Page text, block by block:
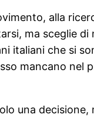
alla
ma sceglie
italiani che si
mancano nel
una